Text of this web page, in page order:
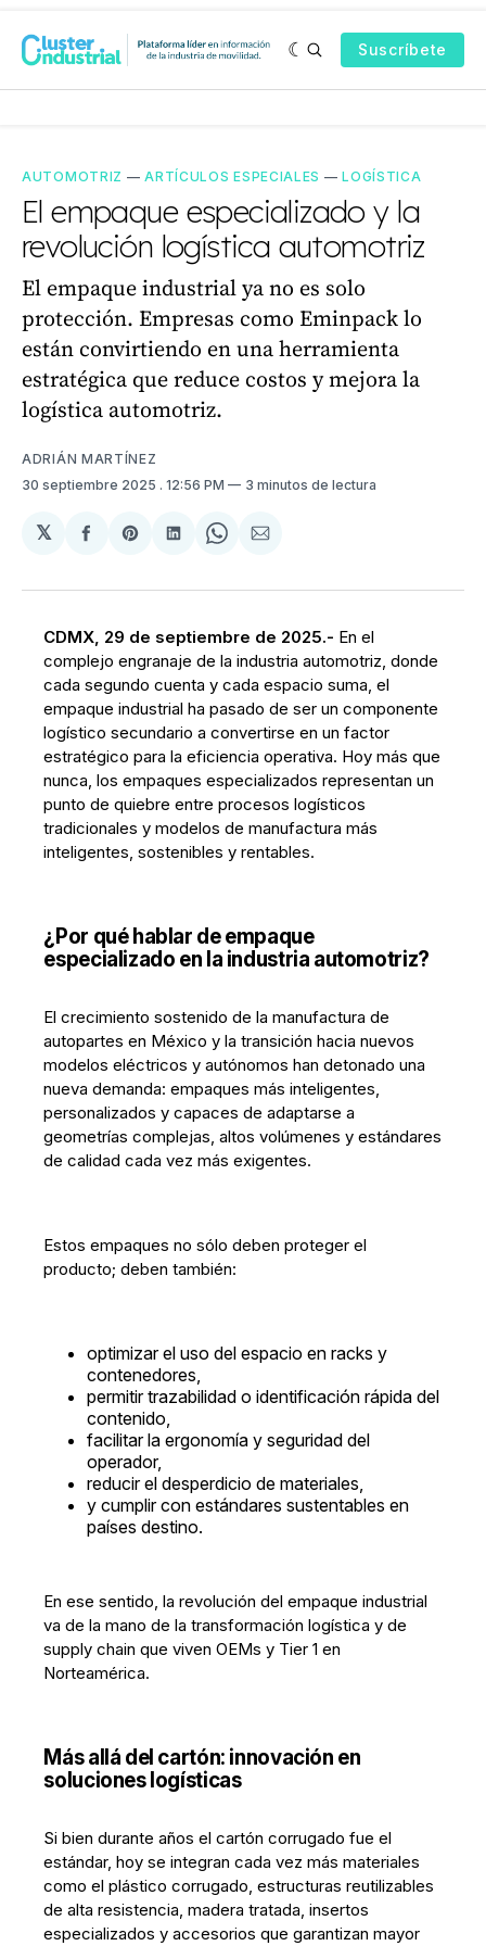
Suscríbete
AUTOMOTRIZ —ARTÍCULOS ESPECIALES —LOGÍSTICA
El empaque especializado y la
revolución logística automotriz
El empaque industrial ya no es solo
protección. Empresas como Eminpack lo
están convirtiendo en una herramienta
estratégica que reduce costos y mejora la
logística automotriz.
ADRIÁN MARTÍNEZ
30 septiembre 2025 . 12:56 PM 3 minutos de lectura
𝕏
Compartir
Facebook
Share
Pinterest
Compartir
LinkedIn
Share
WhatsApp
Compartir
Email
CDMX, 29 de septiembre de 2025.- En el
complejo engranaje de la industria automotriz, donde
cada segundo cuenta y cada espacio suma, el
empaque industrial ha pasado de ser un componente
logístico secundario a convertirse en un factor
estratégico para la eficiencia operativa. Hoy más que
nunca, los empaques especializados representan un
punto de quiebre entre procesos logísticos
tradicionales y modelos de manufactura más
inteligentes, sostenibles y rentables.
¿Por qué hablar de empaque
especializado en la industria automotriz?
El crecimiento sostenido de la manufactura de
autopartes en México y la transición hacia nuevos
modelos eléctricos y autónomos han detonado una
nueva demanda: empaques más inteligentes,
personalizados y capaces de adaptarse a
geometrías complejas, altos volúmenes y estándares
de calidad cada vez más exigentes.
Estos empaques no sólo deben proteger el
producto; deben también:
optimizar el uso del espacio en racks y
contenedores,
permitir trazabilidad o identificación rápida del
contenido,
facilitar la ergonomía y seguridad del
operador,
reducir el desperdicio de materiales,
y cumplir con estándares sustentables en
países destino.
En ese sentido, la revolución del empaque industrial
va de la mano de la transformación logística y de
supply chain que viven OEMs y Tier 1 en
Norteamérica.
Más allá del cartón: innovación en
soluciones logísticas
Si bien durante años el cartón corrugado fue el
estándar, hoy se integran cada vez más materiales
como el plástico corrugado, estructuras reutilizables
de alta resistencia, madera tratada, insertos
especializados y accesorios que garantizan mayor